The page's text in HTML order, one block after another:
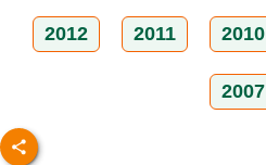
2012 2011 2010
2007